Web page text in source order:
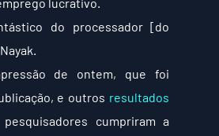
lucrativo.
do processador [do
de ontem, que foi
e outros resultados
cumpriram a